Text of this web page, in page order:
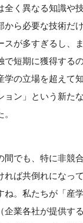
全く異なる知識や
から必要な技術だ
スが多すぎるし、
で短期に獲得する
学の立場を超えて
ョン」という新た
でも、特に非競
れば共倒れになっ
ね。私たちが「産
企業各社が提供す